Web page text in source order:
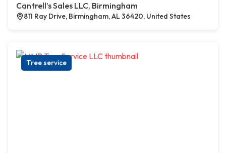
Cantrell’s Sales LLC, Birmingham
811 Ray Drive, Birmingham, AL 36420, United States
Tree service